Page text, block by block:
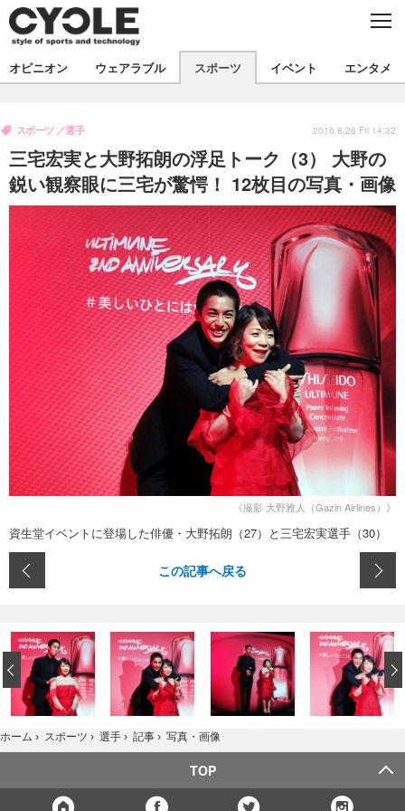
C
E
製品/用品
衣類
飲食
バックナンバー
コラム
インプレ
ボイス
デバイス
ビジネス
国内
海外
スポーツ
短信
まとめ
選手
写真
動画
試乗会
スポーツ
ツアー
文化
芸能
出版／映画
話題
ファッション
デザイン
写真
動画
社会
政治
ハウツー
オピニオン ウェアラブル スポーツ イベント エンタメ
三宅宏実と大野拓朗の浮足トーク（3） 大野の
鋭い観察眼に三宅が驚愕！ 12枚目の写真・画像
スポーツ 選手 2016.8.26 Fri 14:32
《撮影 大野雅人（Gazin Airlines）》
資生堂イベントに登場した俳優・大野拓朗（27）と三宅宏実選手（30）
この記事へ戻る
‹
ホーム › スポーツ › 選手 › 記事 › 写真・画像
TOP